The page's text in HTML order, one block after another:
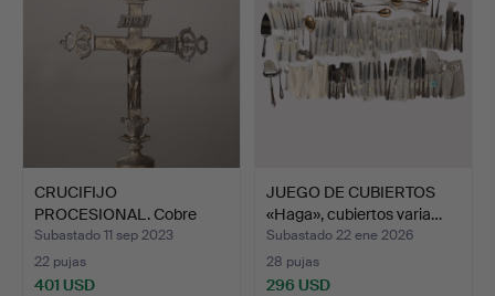
CRUCIFIJO
PROCESIONAL. Cobre
bañado en pla…
Subastado 11 sep 2023
22 pujas
401 USD
JUEGO DE CUBIERTOS
«Haga», cubiertos varia…
Subastado 22 ene 2026
28 pujas
296 USD